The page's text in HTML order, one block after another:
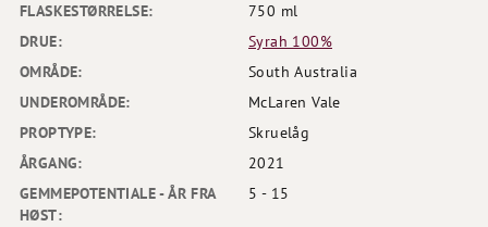
FLASKESTØRRELSE:
750 ml
DRUE:
Syrah 100%
OMRÅDE:
South Australia
UNDEROMRÅDE:
McLaren Vale
PROPTYPE:
Skruelåg
ÅRGANG:
2021
GEMMEPOTENTIALE - ÅR FRA
HØST:
5 - 15